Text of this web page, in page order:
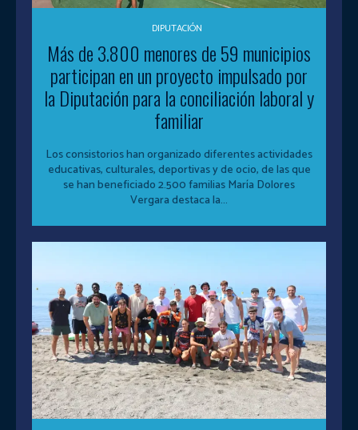
DIPUTACIÓN
Más de 3.800 menores de 59 municipios
participan en un proyecto impulsado por
la Diputación para la conciliación laboral y
familiar
Los consistorios han organizado diferentes actividades
educativas, culturales, deportivas y de ocio, de las que
se han beneficiado 2.500 familias María Dolores
Vergara destaca la...